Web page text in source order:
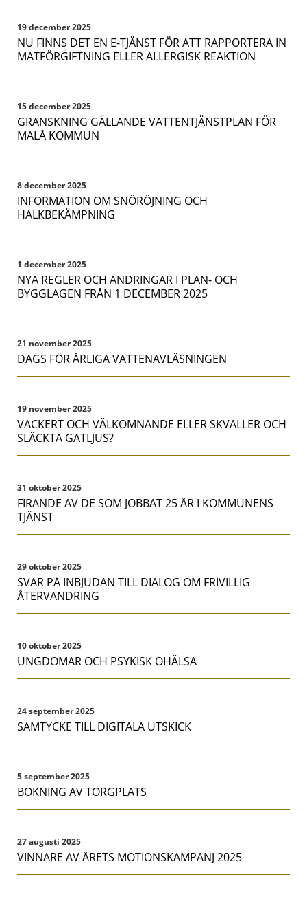
19 december 2025
NU FINNS DET EN E-TJÄNST FÖR ATT RAPPORTERA IN
MATFÖRGIFTNING ELLER ALLERGISK REAKTION
15 december 2025
GRANSKNING GÄLLANDE VATTENTJÄNSTPLAN FÖR
MALÅ KOMMUN
8 december 2025
INFORMATION OM SNÖRÖJNING OCH
HALKBEKÄMPNING
1 december 2025
NYA REGLER OCH ÄNDRINGAR I PLAN- OCH
BYGGLAGEN FRÅN 1 DECEMBER 2025
21 november 2025
DAGS FÖR ÅRLIGA VATTENAVLÄSNINGEN
19 november 2025
VACKERT OCH VÄLKOMNANDE ELLER SKVALLER OCH
SLÄCKTA GATLJUS?
31 oktober 2025
FIRANDE AV DE SOM JOBBAT 25 ÅR I KOMMUNENS
TJÄNST
29 oktober 2025
SVAR PÅ INBJUDAN TILL DIALOG OM FRIVILLIG
ÅTERVANDRING
10 oktober 2025
UNGDOMAR OCH PSYKISK OHÄLSA
24 september 2025
SAMTYCKE TILL DIGITALA UTSKICK
5 september 2025
BOKNING AV TORGPLATS
27 augusti 2025
VINNARE AV ÅRETS MOTIONSKAMPANJ 2025